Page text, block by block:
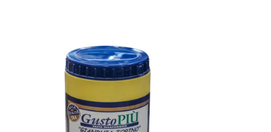
DO KUCHYNĚ
ZDRAVÉ PEČENÍ